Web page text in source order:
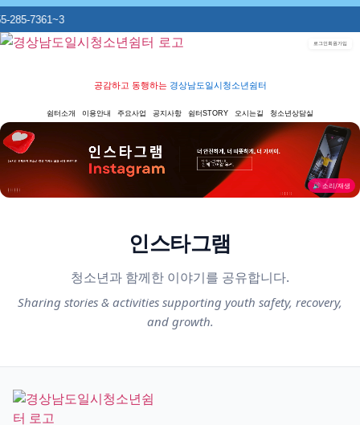
7361~3
공감하고 동행하는 경상남도일시청소년쉼터
쉼터소개 이용안내 주요사업 공지사항 쉼터STORY 오시는길 청소년상담실
🔊 소리/재생
인스타그램
청소년과 함께한 이야기를 공유합니다.
Sharing stories & activities supporting youth safety, recovery,
and growth.
로그인회원가입